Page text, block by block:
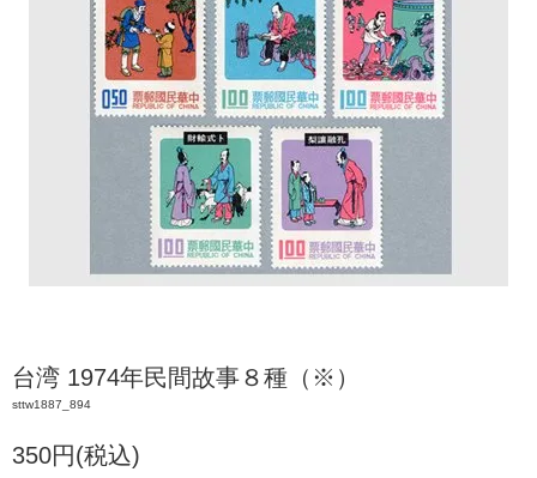
台湾 1974年民間故事８種（※）
sttw1887_894
350円(税込)